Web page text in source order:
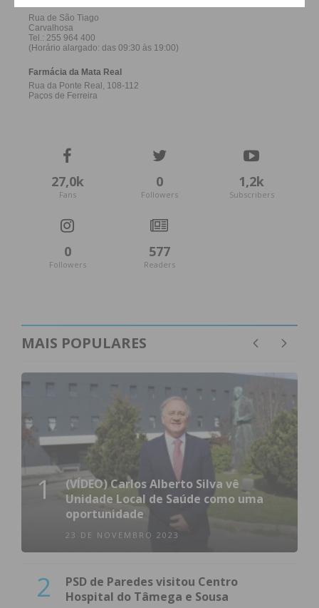
27,0k
Fans
0
Followers
1,2k
Subscribers
0
Followers
577
Readers
MAIS POPULARES
1
(VÍDEO) Carlos Alberto Silva vê
Unidade Local de Saúde como uma
oportunidade
23 DE NOVEMBRO 2023
2
PSD de Paredes visitou Centro
Hospital do Tâmega e Sousa